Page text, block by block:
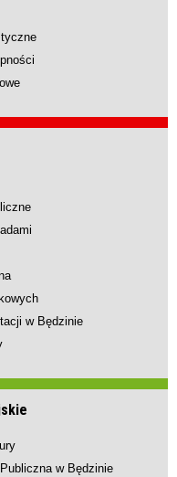
w Będzinie
w Będzinie